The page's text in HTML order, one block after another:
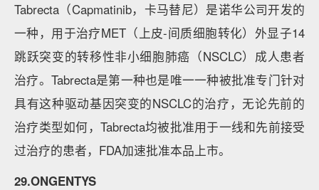
Tabrecta（Capmatinib，卡马替尼）是诺华公司开发的
一种，用于治疗MET（上皮-间质细胞转化）外显子14
跳跃突变的转移性非小细胞肺癌（NSCLC）成人患者
治疗。Tabrecta是第一种也是唯一一种被批准专门针对
具有这种驱动基因突变的NSCLC的治疗，无论先前的
治疗类型如何，Tabrecta均被批准用于一线和先前接受
过治疗的患者，FDA加速批准本品上市。
29.ONGENTYS